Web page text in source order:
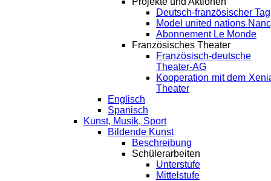
Deutsch-französischer Tag
Model united nations
Abonnement Le Monde
Französisches Theater
Französisch-deutsche
Theater-AG
Kooperation mit dem
Theater
Englisch
Spanisch
Kunst, Musik, Sport
Bildende Kunst
Beschreibung
Schülerarbeiten
Unterstufe
Mittelstufe